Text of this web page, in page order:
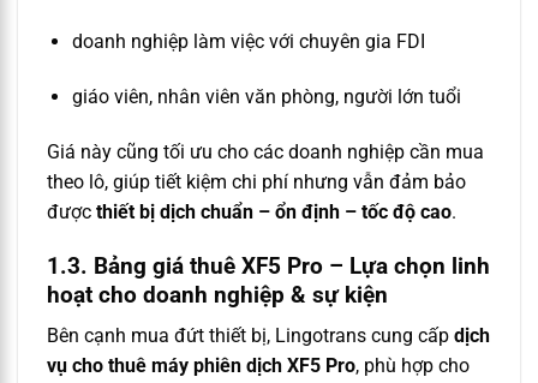
doanh nghiệp làm việc với chuyên gia FDI
giáo viên, nhân viên văn phòng, người lớn tuổi
Giá này cũng tối ưu cho các doanh nghiệp cần mua
theo lô, giúp tiết kiệm chi phí nhưng vẫn đảm bảo
được thiết bị dịch chuẩn – ổn định – tốc độ cao.
1.3. Bảng giá thuê XF5 Pro – Lựa chọn linh
hoạt cho doanh nghiệp & sự kiện
Bên cạnh mua đứt thiết bị, Lingotrans cung cấp dịch
vụ cho thuê máy phiên dịch XF5 Pro, phù hợp cho